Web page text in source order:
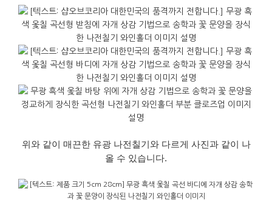
위와 같이 매끈한 유광 나전칠기와 다르게 사진과 같이 나
올 수 있습니다.